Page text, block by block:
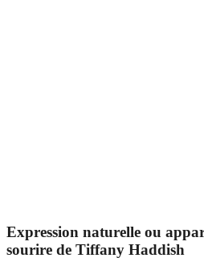
Expression naturelle ou
sourire de Tiffany Haddish